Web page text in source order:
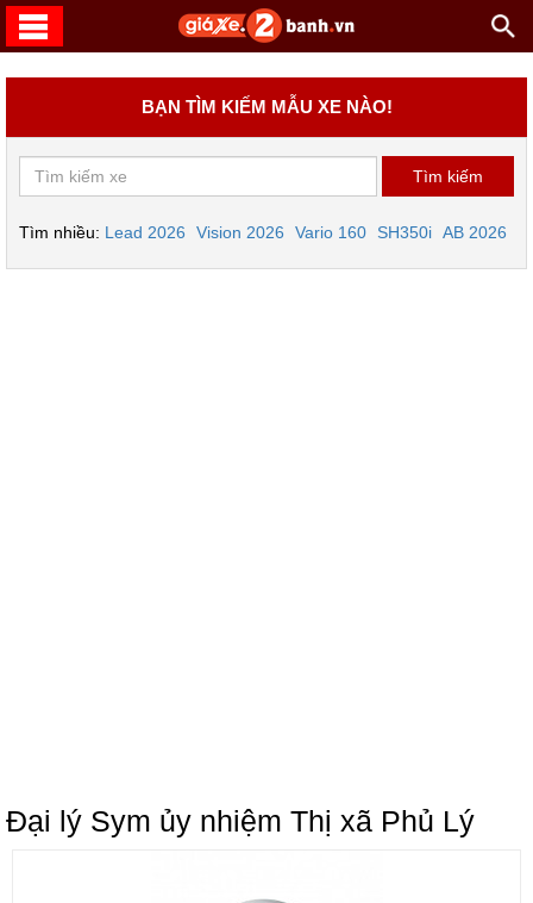
BẠN TÌM KIẾM MẪU XE NÀO!
Tìm nhiều: Lead 2026 Vision 2026 Vario 160 SH350i AB 2026
Đại lý Sym ủy nhiệm Thị xã Phủ Lý